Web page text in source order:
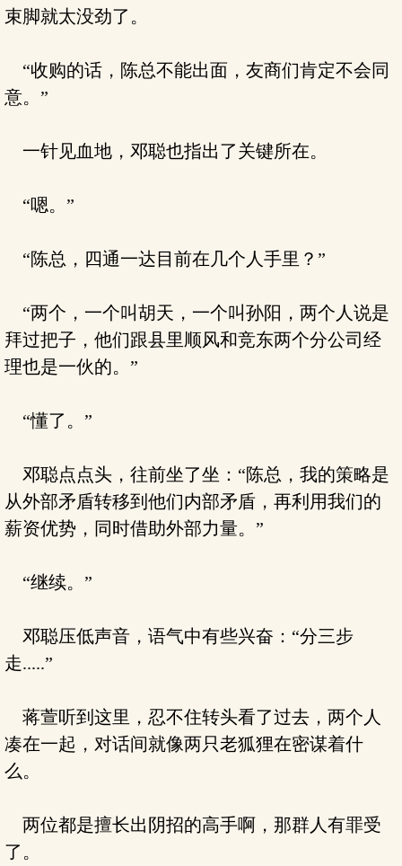
束脚就太没劲了。
“收购的话，陈总不能出面，友商们肯定不会同
意。”
一针见血地，邓聪也指出了关键所在。
“嗯。”
“陈总，四通一达目前在几个人手里？”
“两个，一个叫胡天，一个叫孙阳，两个人说是
拜过把子，他们跟县里顺风和竞东两个分公司经
理也是一伙的。”
“懂了。”
邓聪点点头，往前坐了坐：“陈总，我的策略是
从外部矛盾转移到他们内部矛盾，再利用我们的
薪资优势，同时借助外部力量。”
“继续。”
邓聪压低声音，语气中有些兴奋：“分三步
走.....”
蒋萱听到这里，忍不住转头看了过去，两个人
凑在一起，对话间就像两只老狐狸在密谋着什
么。
两位都是擅长出阴招的高手啊，那群人有罪受
了。